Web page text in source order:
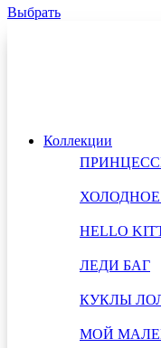
Коллекции
ХОЛОДНОЕ
HELLO
ЛЕДИ БАГ
КУКЛЫ
МОЙ
Выбрать